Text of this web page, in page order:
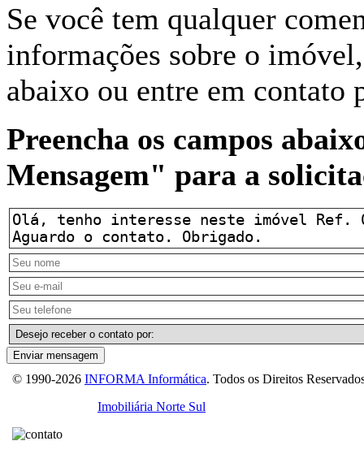
Se você tem qualquer
informações sobre o
abaixo ou entre em contato
Preencha os campos
Mensagem" para a
Enviar mensagem
© 1990-2026 INFORMA Informática. Todos os Direitos
Imobiliária Norte Sul